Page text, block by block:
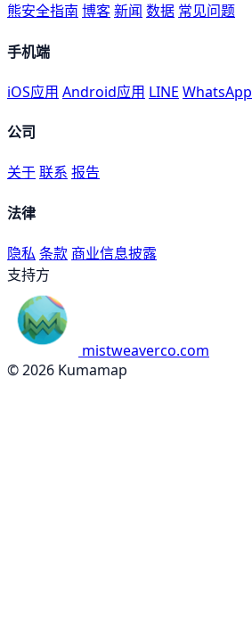
熊安全指南 博客新闻 数据 常见问题
手机端
iOS应用 Android应用 LINE WhatsApp
公司
关于联系 报告
法律
隐私 条款 商业信息披露
支持方
mistweaverco.com
© 2026 Kumamap